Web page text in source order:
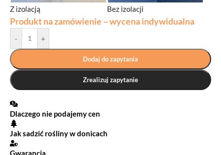
Z izolacją Bez izolacji
Produkt na zamówienie – wycena indywidualna
- +
Dodaj do zapytania
Zrealizuj zapytanie
Dlaczego nie podajemy cen
Jak sadzić rośliny w donicach
Gwarancja